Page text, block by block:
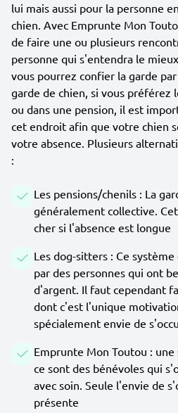
lui mais aussi pour la personne
chien. Avec Emprunte Mon
de faire une ou plusieurs
personne qui s'entendra le
vous pourrez confier la garde
garde de chien, si vous préférez
ou dans une pension, il est
cet endroit afin que votre chien
votre absence. Plusieurs
:
Les pensions/chenils : La
généralement collective.
cher si l'absence est longue
Les dog-sitters : Ce
par des personnes qui ont
d'argent. Il faut cependant
dont c'est l'unique
spécialement envie de
Emprunte Mon Toutou :
ce sont des bénévoles qui
avec soin. Seule l'envie de
présente